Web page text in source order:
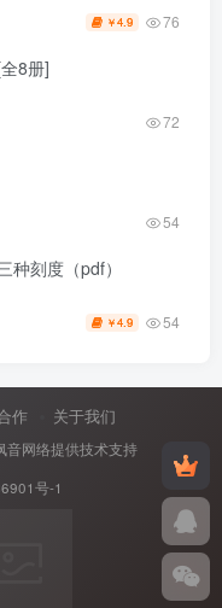
￥4.9 76
8册]
72
54
种刻度（pdf）
￥4.9 54
作 关于我们
音网络提供技术支持
号-1